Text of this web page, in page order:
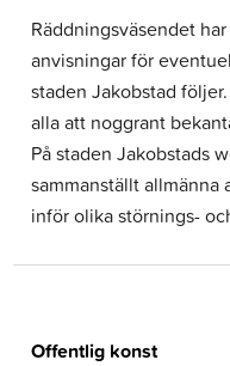
Räddningsväsendet
anvisningar för
staden Jakobstad
alla att noggrant
På staden Jakobstads
sammanställt allmänna
inför olika störnings-
Offentlig konst